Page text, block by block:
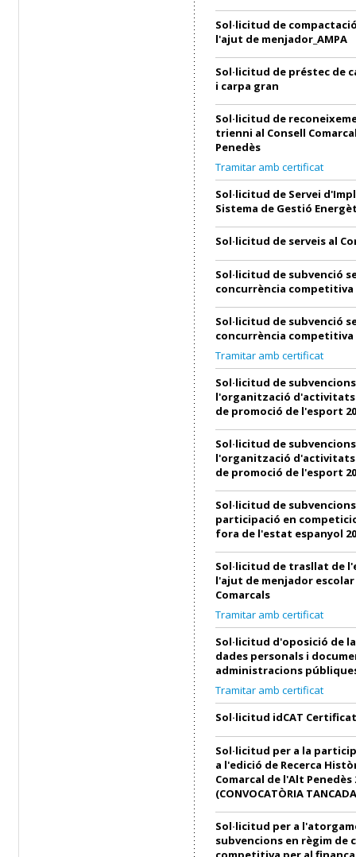
Sol·licitud de
l'ajut de menjador_AMPA
Sol·licitud de préstec de
i carpa gran
Sol·licitud de
trienni al Consell
Penedès
Tramitar amb certificat
Sol·licitud de Servei
Sistema de Gestió
Sol·licitud de serveis al
Sol·licitud de subvenció
concurrència competitiva
Sol·licitud de subvenció
concurrència competitiva
Tramitar amb certificat
Sol·licitud de
l'organització
de promoció de l'esport
Sol·licitud de
l'organització
de promoció de l'esport
Sol·licitud de
participació en
fora de l'estat espanyol
Sol·licitud de trasllat de
l'ajut de menjador
Comarcals
Tramitar amb certificat
Sol·licitud d'oposició de
dades personals i
administracions
Tramitar amb certificat
Sol·licitud idCAT Certificat
Sol·licitud per a la
a l'edició de Recerca
Comarcal de l'Alt Penedès
(CONVOCATÒRIA
Sol·licitud per a
subvencions en règim de